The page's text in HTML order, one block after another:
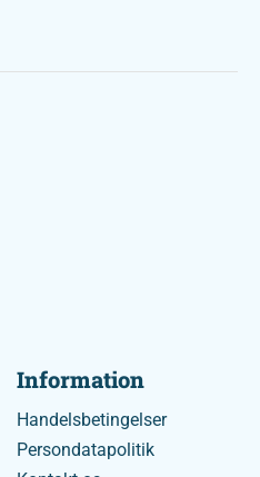
Information
Handelsbetingelser
Persondatapolitik